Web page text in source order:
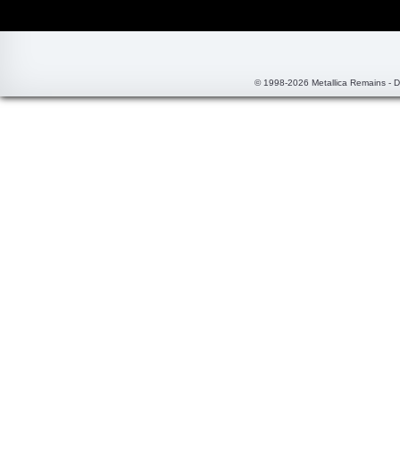
© 1998-2026 Metallica Remains -